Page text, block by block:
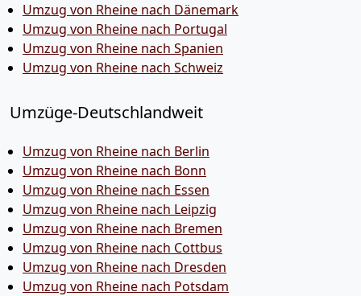
Umzug von Rheine nach Dänemark
Umzug von Rheine nach Portugal
Umzug von Rheine nach Spanien
Umzug von Rheine nach Schweiz
Umzüge-Deutschlandweit
Umzug von Rheine nach Berlin
Umzug von Rheine nach Bonn
Umzug von Rheine nach Essen
Umzug von Rheine nach Leipzig
Umzug von Rheine nach Bremen
Umzug von Rheine nach Cottbus
Umzug von Rheine nach Dresden
Umzug von Rheine nach Potsdam